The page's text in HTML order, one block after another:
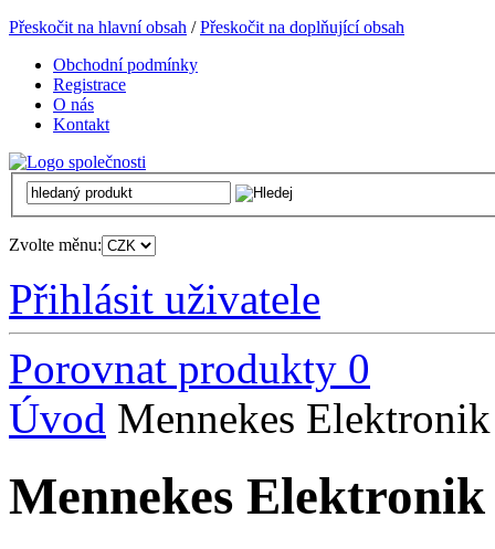
Přeskočit na hlavní obsah /Přeskočit na doplňující obsah
Obchodní podmínky
Registrace
O nás
Kontakt
Zvolte měnu:
Přihlásit uživatele
Porovnat produkty 0
Úvod Mennekes
Mennekes